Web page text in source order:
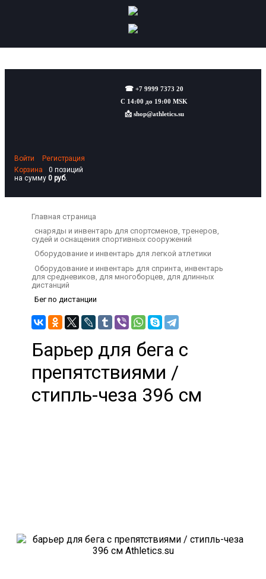
☎ +7 9999 7373 20
С 14:00 до 19:00 MSK
📩 shop@athletics.su
Войти
Регистрация
Корзина
0 позиций
на сумму 0 руб.
Главная страница
снаряды и инвентарь для спортсменов, тренеров,
судей и оснащения спортивных сооружений
Оборудование и инвентарь для легкой атлетики
Оборудование и инвентарь для спринта, инвентарь
для средневиков, для многоборцев, для длинных
дистанций
Бег по дистанции
Барьер для бега с
препятствиями /
стипль-чеза 396 см